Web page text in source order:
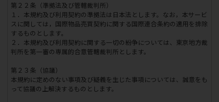
第２２条（準拠法及び管轄裁判所）
１．本規約及び利用契約の準拠法は日本法とします。なお，本サービ
スに関しては，国際物品売買契約に関する国際連合条約の適用を排除
するものとします。
２．本規約及び利用契約に関する一切の紛争については、東京地方裁
判所を第一審の専属的合意管轄裁判所とします。
第２３条（協議）
本規約に定めのない事項及び疑義を生じた事項については、誠意をも
って協議の上解決するものとします。